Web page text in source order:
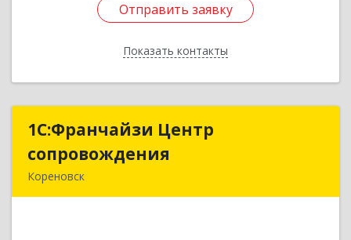
Отправить заявку
Показать контакты
Отправить заявку
Назад
1С:Франчайзи Центр
сопровождения
Кореновск
1С:Франчайзи Центр